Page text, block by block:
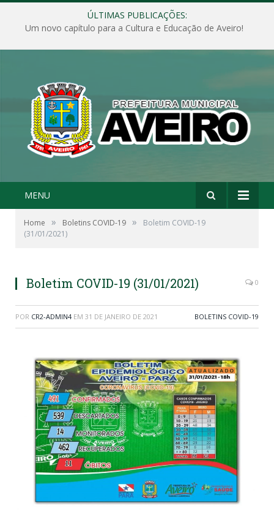
ÚLTIMAS PUBLICAÇÕES:
Um novo capítulo para a Cultura e Educação de Aveiro!
MENU
Home » Boletins COVID-19 »
Boletim COVID-19
(31/01/2021)
Boletim COVID-19 (31/01/2021) 0
POR CR2-ADMIN4 EM 31 DE JANEIRO DE 2021 BOLETINS COVID-19